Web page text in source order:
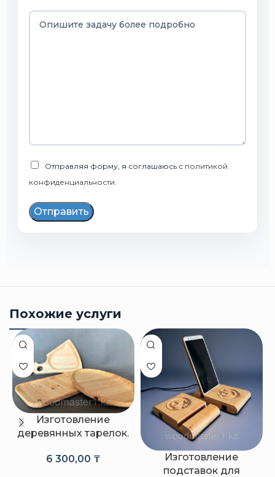
Отправляя форму, я соглашаюсь с политикой
конфиденциальности
Отправить
Похожие услуги
Изготовление
деревянных тарелок.
6 300,00 ₸
Изготовление
подставок для